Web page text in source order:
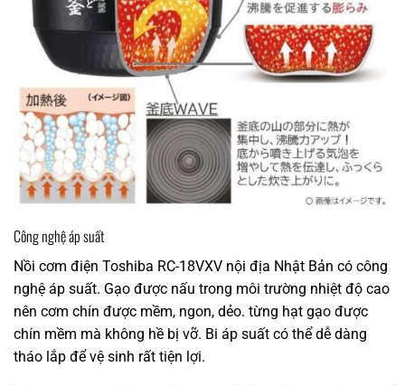
Công nghệ áp suất
Nồi cơm điện Toshiba RC-18VXV nội địa Nhật Bản có công
nghệ áp suất. Gạo được nấu trong môi trường nhiệt độ cao
nên cơm chín được mềm, ngon, dẻo. từng hạt gạo được
chín mềm mà không hề bị vỡ. Bi áp suất có thể dễ dàng
tháo lắp để vệ sinh rất tiện lợi.